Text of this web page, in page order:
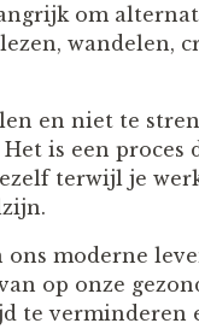
om
wandelen,
en niet te
is een proces
terwijl je
moderne
op onze
te verminderen